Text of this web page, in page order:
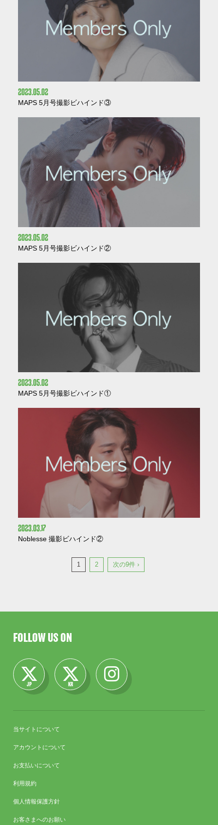
20230502
MAPS 5月号撮影ビハインド③
20230502
MAPS 5月号撮影ビハインド②
20230502
MAPS 5月号撮影ビハインド①
20230317
Noblesse 撮影ビハインド②
1 2 次の9件 ›
FOLLOW US ON
JP KR
当サイトについて
アカウントについて
お支払いについて
利用規約
個人情報保護方針
お客さまへのお願い